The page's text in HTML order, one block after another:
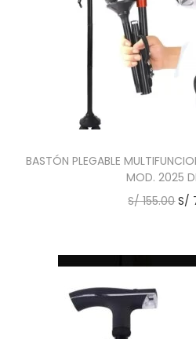
BASTÓN PLEGABLE
MOD. 2025
S/155.00 S/